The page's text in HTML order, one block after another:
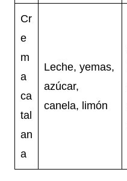
Cr
e
m
a
ca
tal
an
a
Leche, yemas,
azúcar,
canela, limón